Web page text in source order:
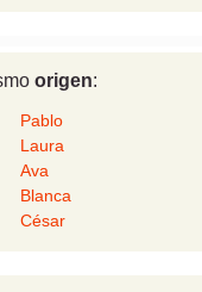
origen:
Pablo
Laura
Ava
Blanca
César